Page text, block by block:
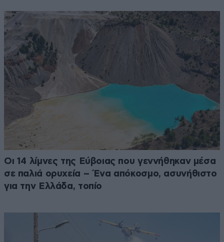
Οι 14 λίμνες της Εύβοιας που γεννήθηκαν μέσα
σε παλιά ορυχεία – Ένα απόκοσμο, ασυνήθιστο
για την Ελλάδα, τοπίο